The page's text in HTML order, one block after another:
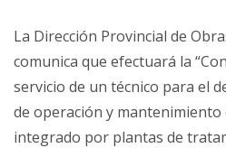
La Dirección Provincial de
comunica que efectuará la
servicio de un técnico para el
de operación y mantenimiento
integrado por plantas de